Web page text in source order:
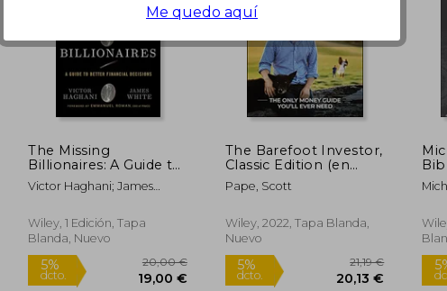
5%
dcto.
53,69 € 5%
dcto.
The Missing
Billionaires: A Guide to
Better Financial
Decisions (en Inglés)
Victor Haghani; James
Wiley, 1 Edición, Tapa
Blanda, Nuevo
The Barefoot Investor,
Classic Edition (en
Inglés)
Pape, Scott
Wiley, 2022, Tapa Blanda,
Nuevo
Me quedo aquí